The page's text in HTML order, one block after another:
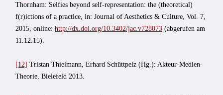
Thornham: Selfies beyond self-representation: the (theoretical)
f(r)ictions of a practice, in: Journal of Aesthetics & Culture, Vol. 7,
2015, online: http://dx.doi.org/10.3402/jac.v728073 (abgerufen am
11.12.15).
[12] Tristan Thielmann, Erhard Schüttpelz (Hg.): Akteur-Medien-
Theorie, Bielefeld 2013.